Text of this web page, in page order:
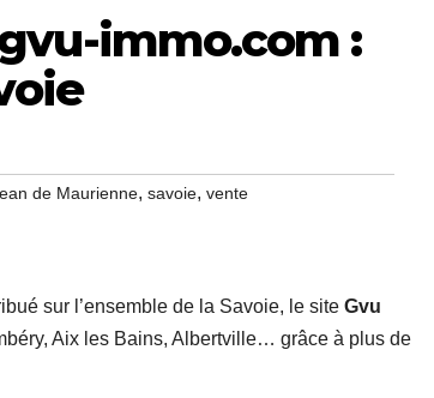
immo.com :
de Maurienne, savoie, vente
sur l’ensemble de la Savoie, le site Gvu
Aix les Bains, Albertville… grâce à plus de